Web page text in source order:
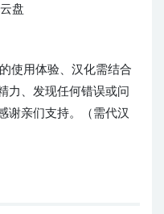
盘
使用体验、汉化需结合
力、发现任何错误或问
谢亲们支持。（需代汉